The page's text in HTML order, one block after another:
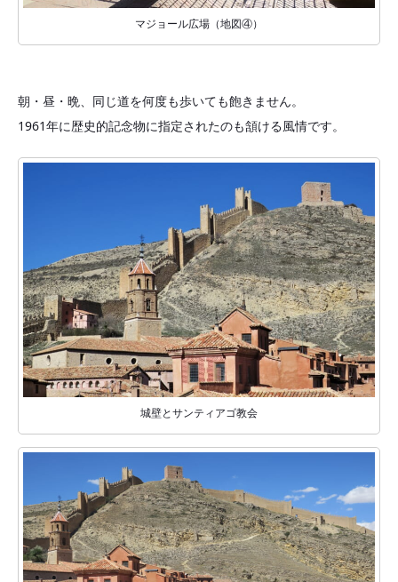
マジョール広場（地図④）
朝・昼・晩、同じ道を何度も歩いても飽きません。
1961年に歴史的記念物に指定されたのも頷ける風情です。
城壁とサンティアゴ教会